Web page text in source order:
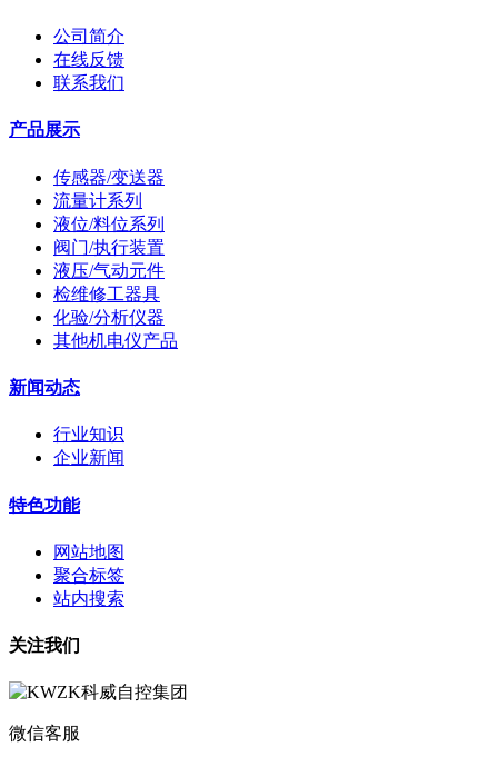
公司简介
在线反馈
联系我们
产品展示
传感器/变送器
流量计系列
液位/料位系列
阀门/执行装置
液压/气动元件
检维修工器具
化验/分析仪器
其他机电仪产品
新闻动态
行业知识
企业新闻
特色功能
网站地图
聚合标签
站内搜索
关注我们
微信客服